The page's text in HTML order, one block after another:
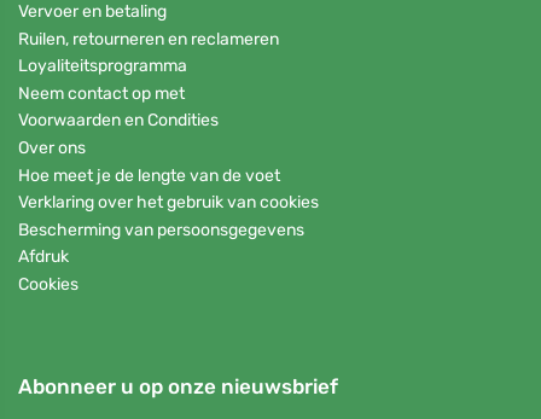
Vervoer en betaling
Ruilen, retourneren en reclameren
Loyaliteitsprogramma
Neem contact op met
Voorwaarden en Condities
Over ons
Hoe meet je de lengte van de voet
Verklaring over het gebruik van cookies
Bescherming van persoonsgegevens
Afdruk
Cookies
Abonneer u op onze nieuwsbrief